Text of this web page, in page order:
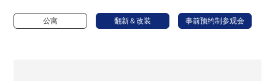
公寓 翻新＆改装 事前预约制参观会